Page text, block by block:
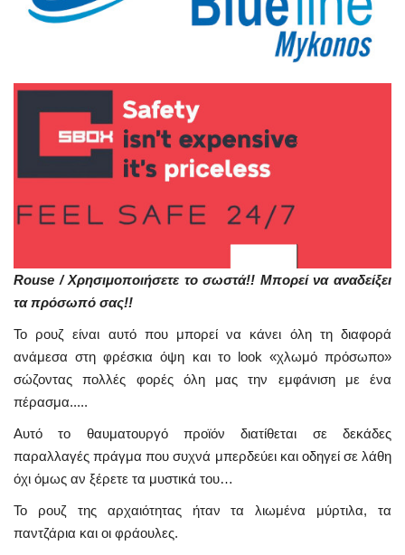
Rouse / Χρησιμοποιήσετε το σωστά!! Μπορεί να αναδείξει
τα πρόσωπό σας!!
Το ρουζ είναι αυτό που μπορεί να κάνει όλη τη διαφορά
ανάμεσα στη φρέσκια όψη και το look «χλωμό πρόσωπο»
σώζοντας πολλές φορές όλη μας την εμφάνιση με ένα
πέρασμα.....
Αυτό το θαυματουργό προϊόν διατίθεται σε δεκάδες
παραλλαγές πράγμα που συχνά μπερδεύει και οδηγεί σε λάθη
όχι όμως αν ξέρετε τα μυστικά του…
Το ρουζ της αρχαιότητας ήταν τα λιωμένα μύρτιλα, τα
παντζάρια και οι φράουλες.